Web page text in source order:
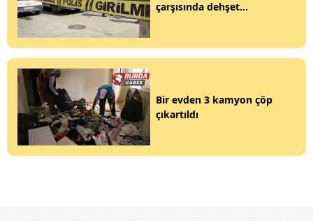
çarşısında dehşet...
Bir evden 3 kamyon çöp
çıkartıldı